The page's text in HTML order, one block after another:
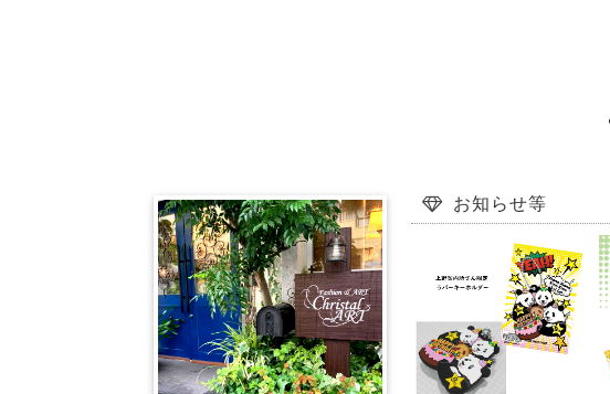
お知らせ等